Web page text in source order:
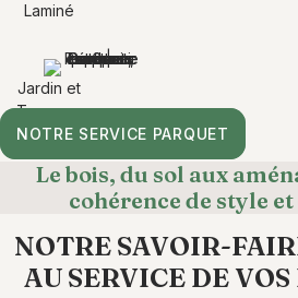
Laminé
Jardin et
Terrasse
NOTRE SERVICE PARQUET
Le bois, du sol aux
cohérence de style
NOTRE SAVOIR-
AU SERVICE DE